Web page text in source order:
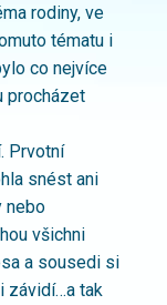
rodiny, ve
tématu i
co nejvíce
procházet
Prvotní
snést ani
nebo
všichni
a sousedi si
závidí…a tak